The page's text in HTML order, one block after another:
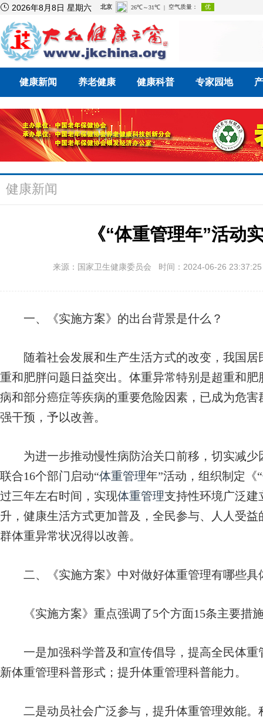
 2026年8月8日 星期六
健康新闻 养老健康 健康科普 专家园地
健康新闻
《“体重管理年”活动
来源：国家卫生健康委员会 时间：2024-06-26
一、《实施方案》的出台背景是什么？
随着社会发展和生产生活方式的改变，我国居
重和肥胖问题日益突出。体重异常特别是超重和
病和部分癌症等疾病的重要危险因素，已成为危
强干预，予以改善。
为进一步推动慢性病防治关口前移，切实减少
联合16个部门启动“体重管理年”活动，组织制定《“
过三年左右时间，实现体重管理支持性环境广泛建
升，健康生活方式更加普及，全民参与、人人受
群体重异常状况得以改善。
二、《实施方案》中对做好体重管理有哪些具
《实施方案》重点强调了5个方面15条主要措
一是加强科学普及和宣传倡导，提高全民体重
新体重管理科普形式；提升体重管理科普能力。
二是动员社会广泛参与，提升体重管理效能。